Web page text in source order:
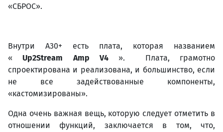
«СБРОС».
Внутри A30+ есть плата, которая названием
«Up2Stream Amp V4». Плата, грамотно
спроектирована и реализована, и большинство, если
не все задействованные компоненты,
«кастомизированы».
Одна очень важная вещь, которую следует отметить в
отношении функций, заключается в том, что,